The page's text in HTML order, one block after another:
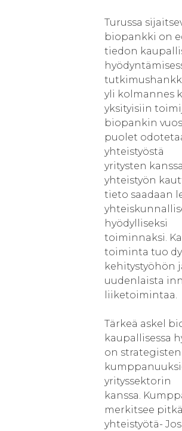
Turussa
biopankki on
tiedon
yli kolmannes
yksityisiin
biopankin
puolet
yhteistyöstä
yritysten
yhteistyön
tieto saadaan
hyödylliseksi
toiminnaksi.
toiminta tuo
kehitystyöhön
uudenlaista
liiketoimintaa.
Tärkeä askel
kaupallisessa
on strategisten
yrityssektorin
kanssa.
merkitsee
yhteistyötä-